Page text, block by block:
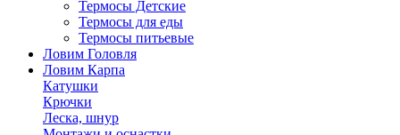
Термосы Детские
Термосы для еды
Термосы питьевые
Ловим Головля
Ловим Карпа
Катушки
Крючки
Леска, шнур